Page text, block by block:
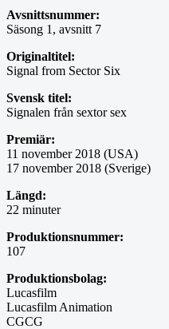
Avsnittsnummer:
Säsong 1, avsnitt 7
Originaltitel:
Signal from Sector Six
Svensk titel:
Signalen från sextor sex
Premiär:
11 november 2018 (USA)
17 november 2018 (Sverige)
Längd:
22 minuter
Produktionsnummer:
107
Produktionsbolag:
Lucasfilm
Lucasfilm Animation
CGCG